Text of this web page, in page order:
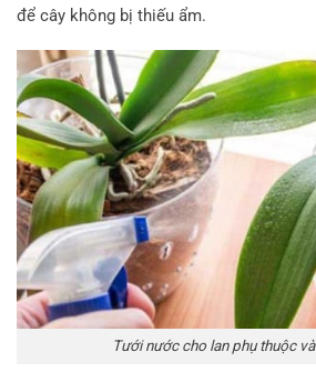
để cây không bị thiếu ẩm.
Tưới nước cho lan phụ thuộc